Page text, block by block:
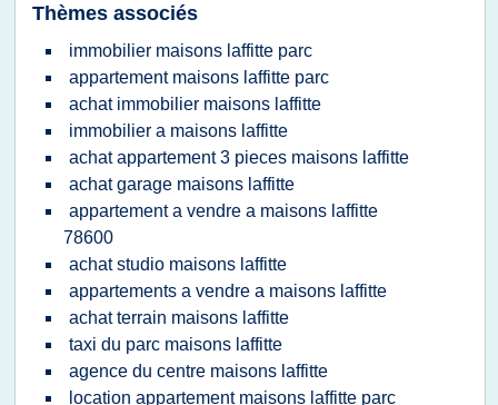
Thèmes associés
immobilier maisons laffitte parc
appartement maisons laffitte parc
achat immobilier maisons laffitte
immobilier a maisons laffitte
achat appartement 3 pieces maisons laffitte
achat garage maisons laffitte
appartement a vendre a maisons laffitte
78600
achat studio maisons laffitte
appartements a vendre a maisons laffitte
achat terrain maisons laffitte
taxi du parc maisons laffitte
agence du centre maisons laffitte
location appartement maisons laffitte parc